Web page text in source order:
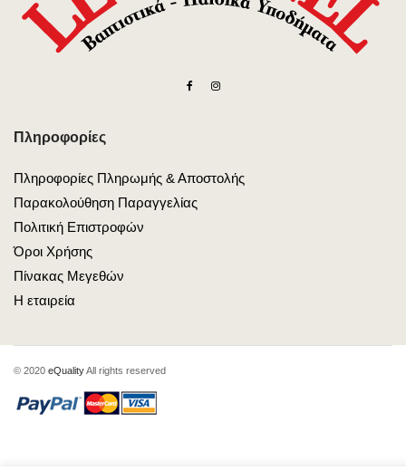
Πληροφορίες
Πληροφορίες Πληρωμής & Αποστολής
Παρακολούθηση Παραγγελίας
Πολιτική Επιστροφών
Όροι Χρήσης
Πίνακας Μεγεθών
Η εταιρεία
© 2020 eQualityAll rights reserved